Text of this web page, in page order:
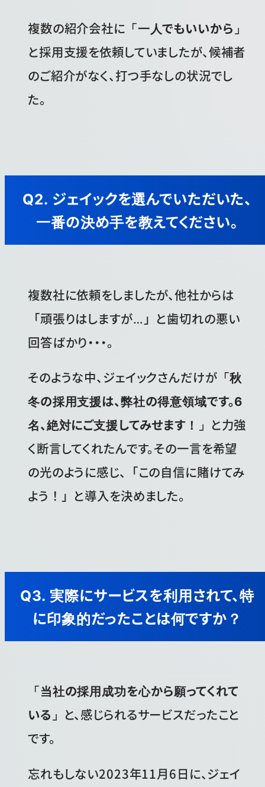
複数の紹介会社に 「一人でもいいから」
と採用支援を依頼していましたが、候補者
のご紹介がなく、打つ手なしの状況でし
た。
Q2. ジェイックを選んでいただいた、
一番の決め手を教えてください。
複数社に依頼をしましたが、他社からは
「頑張りはしますが…」と歯切れの悪い
回答ばかり・・・。
そのような中、ジェイックさんだけが 「秋
冬の採用支援は、弊社の得意領域です。6
名、絶対にご支援してみせます！」 と力強
く断言してくれたんです。その一言を希望
の光のように感じ、「この自信に賭けてみ
よう！」と導入を決めました。
Q3. 実際にサービスを利用されて、特
に印象的だったことは何ですか？
「当社の採用成功を心から願ってくれて
いる」 と、感じられるサービスだったこと
です。
忘れもしない2023年11月6日に、ジェイ